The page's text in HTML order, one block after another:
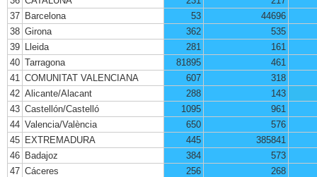
37 Barcelona 53
44696
38 Girona 362
535
39 Lleida 281
161
40 Tarragona 81895
461
41 COMUNITAT VALENCIANA 607
318
42 Alicante/Alacant 288
143
43 Castellón/Castelló 1095
961
44 Valencia/València 650
576
45 EXTREMADURA 445
385841
46 Badajoz 384
573
47 Cáceres 256
268